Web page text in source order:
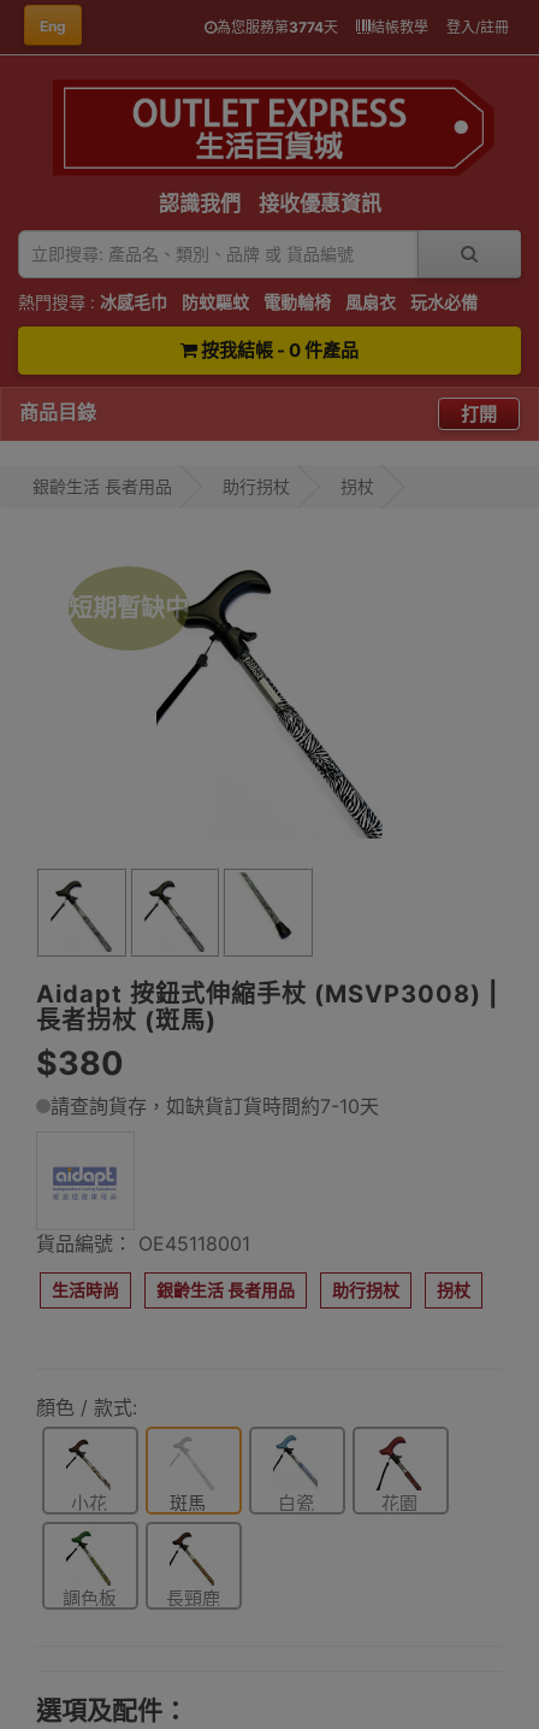
Eng 為您服務第3774天 結帳教學 登入/註冊
認識我們 接收優惠資訊
熱門搜尋 : 冰感毛巾 防蚊驅蚊 電動輪椅 風扇衣 玩水必備
按我結帳 - 0 件產品
商品目錄 打開
銀齡生活 長者用品 助行拐杖 拐杖
短期暫缺中
Aidapt 按鈕式伸縮手杖 (MSVP3008) |
長者拐杖 (斑馬)
$380
請查詢貨存，如缺貨訂貨時間約7-10天
貨品編號： OE45118001
生活時尚 銀齡生活 長者用品 助行拐杖 拐杖
顏色 / 款式:
小花 斑馬 白瓷 花園
調色板 長頸鹿
選項及配件：